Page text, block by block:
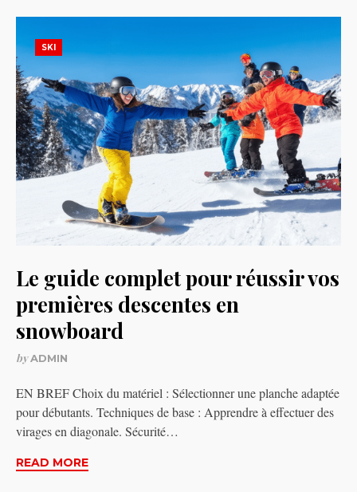
SKI
Le guide complet pour réussir vos
premières descentes en
snowboard
byADMIN
EN BREF Choix du matériel : Sélectionner une planche adaptée
pour débutants. Techniques de base : Apprendre à effectuer des
virages en diagonale. Sécurité…
READ MORE